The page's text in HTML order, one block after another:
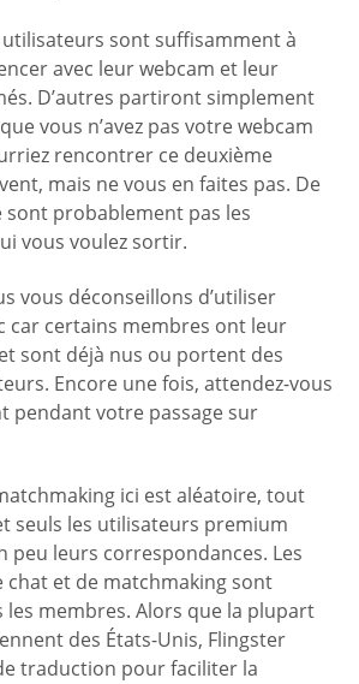
sont suffisamment à
avec leur webcam et leur
D’autres partiront simplement
vous n’avez pas votre webcam
rencontrer ce deuxième
mais ne vous en faites pas. De
sont probablement pas les
vous voulez sortir.
vous déconseillons d’utiliser
car certains membres ont leur
sont déjà nus ou portent des
Encore une fois, attendez-vous
pendant votre passage sur
ici est aléatoire, tout
seuls les utilisateurs premium
peu leurs correspondances. Les
et de matchmaking sont
les membres. Alors que la plupart
des États-Unis, Flingster
traduction pour faciliter la